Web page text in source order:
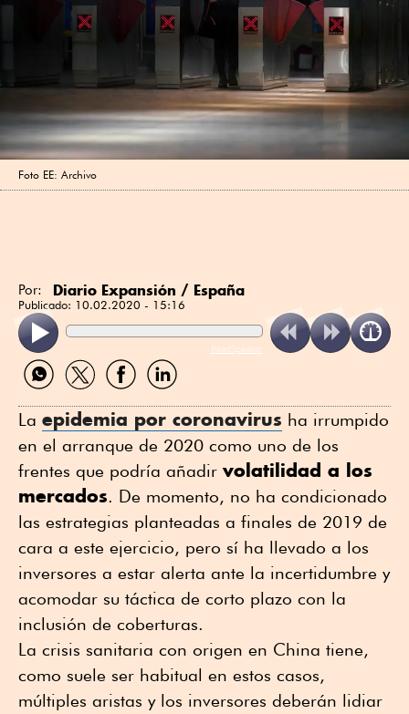
Foto EE: Archivo
Por: Diario Expansión / España
Publicado: 10.02.2020 - 15:16
ReadSpeaker
Compartir
por
Compartir
por
Compartir
por
Compartir
por
La epidemia por coronavirus ha irrumpido
en el arranque de 2020 como uno de los
frentes que podría añadir volatilidad a los
mercados. De momento, no ha condicionado
las estrategias planteadas a finales de 2019 de
cara a este ejercicio, pero sí ha llevado a los
inversores a estar alerta ante la incertidumbre y
acomodar su táctica de corto plazo con la
inclusión de coberturas.
La crisis sanitaria con origen en China tiene,
como suele ser habitual en estos casos,
múltiples aristas y los inversores deberán lidiar